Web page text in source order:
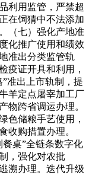
利用监管，严禁超
在饲猜中不法添加
（七）强化产地准
化推广使用和绩效
准出分类监管轨
疫证开具和利用，
准出上市轨制，提
羊定点屠宰加工厂
物跨省调运办理。
色储粮手艺使用，
收购措置办理。
餐桌”全链条数字化
，强化对农批
溯办理。迭代升级